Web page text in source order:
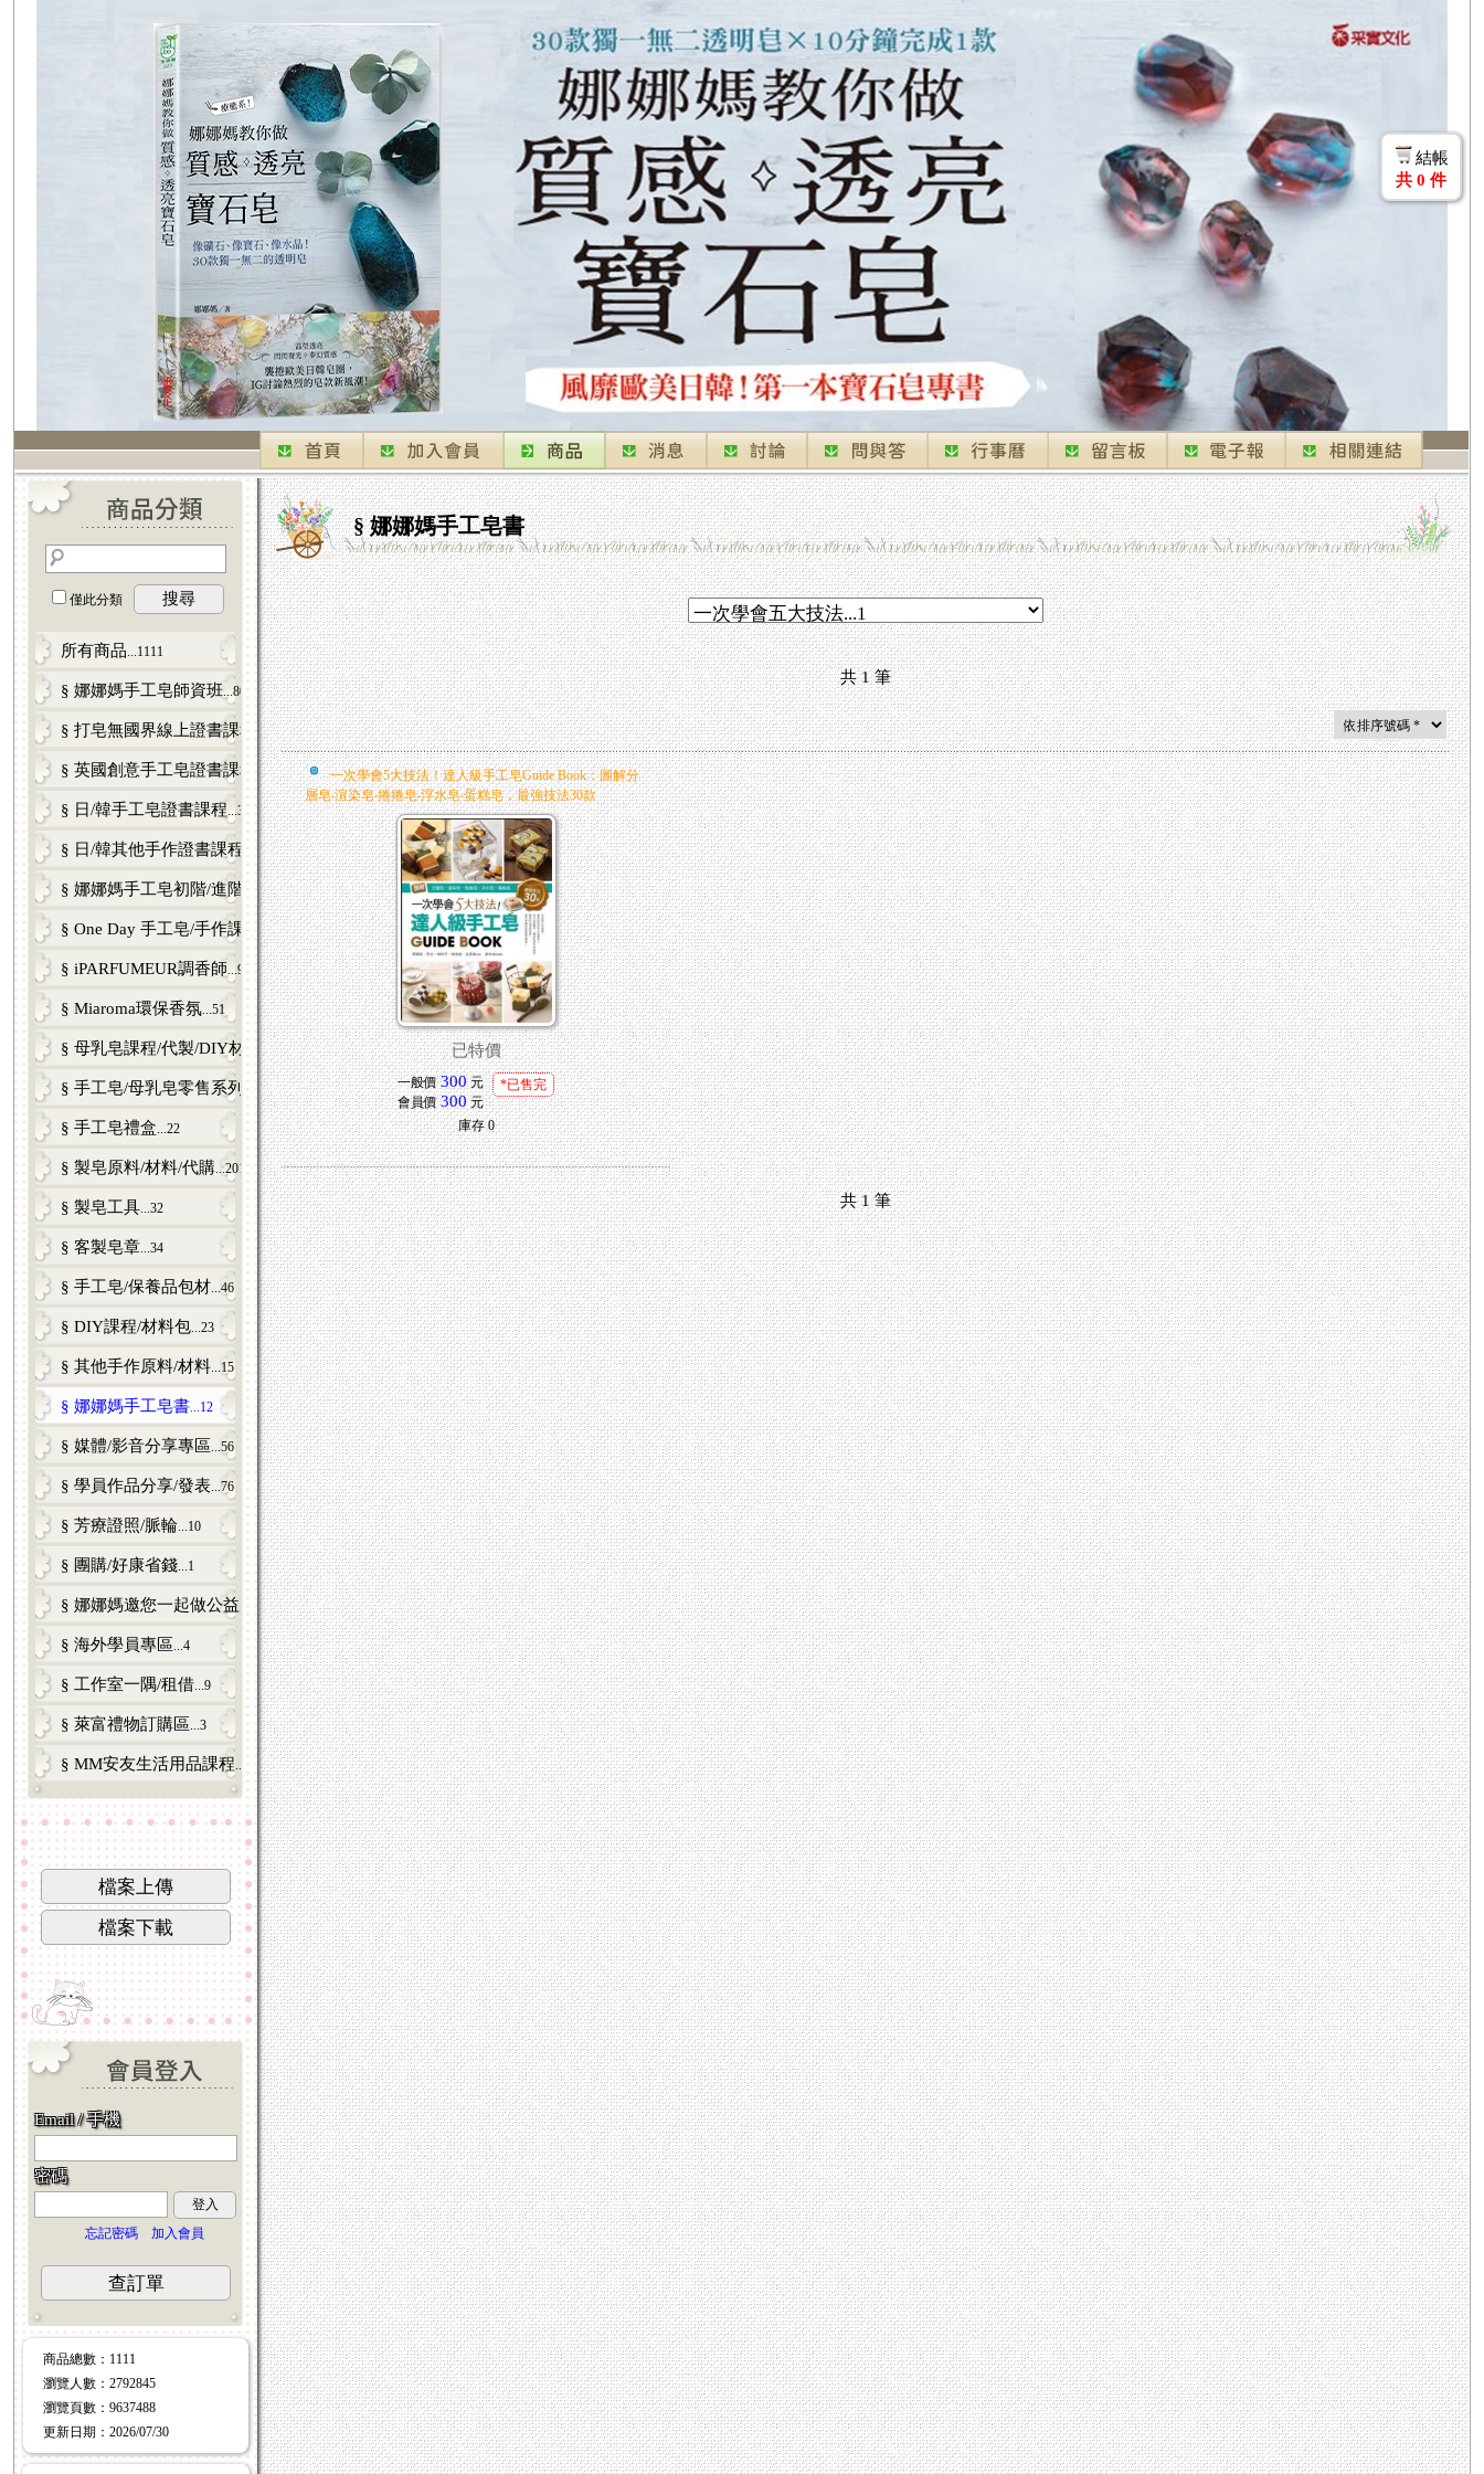
結帳
共 0 件
僅此分類 搜尋
所有商品 ...1111
§ 娜娜媽手工皂師資班...80
§ 打皂無國界線上證書課程...12
§ 英國創意手工皂證書課程...5
§ 日/韓手工皂證書課程 ...33
§ 日/韓其他手作證書課程 ...17
§ 娜娜媽手工皂初階/進階課程...98
§ One Day 手工皂/手作課 ...119
§ iPARFUMEUR調香師 ...9
§ Miaroma環保香氛 ...51
§ 母乳皂課程/代製/DIY材料包/零售...81
§ 手工皂/母乳皂零售系列 ...53
§ 手工皂禮盒 ...22
§ 製皂原料/材料/代購 ...201
§ 製皂工具 ...32
§ 客製皂章 ...34
§ 手工皂/保養品包材 ...46
§ DIY課程/材料包 ...23
§ 其他手作原料/材料 ...15
§ 娜娜媽手工皂書 ...12
§ 媒體/影音分享專區 ...56
§ 學員作品分享/發表 ...76
§ 芳療證照/脈輪 ...10
§ 團購/好康省錢 ...1
§ 娜娜媽邀您一起做公益 ...3
§ 海外學員專區 ...4
§ 工作室一隅/租借 ...9
§ 萊富禮物訂購區 ...3
§ MM安友生活用品課程 ...6
檔案上傳
檔案下載
Email / 手機
密碼
登入
忘記密碼
加入會員
查訂單
商品總數 ：1111
瀏覽人數 ：2792845
瀏覽頁數 ：9637488
更新日期 ：2026/07/30
§ 娜娜媽手工皂書
共1筆
一次學會5大技法！達人級手工皂Guide Book：圖解分
層皂‧渲染皂‧捲捲皂‧浮水皂‧蛋糕皂，最強技法30款
已特價
一般價 300元
會員價 300元
*已售完
庫存 0
共1筆